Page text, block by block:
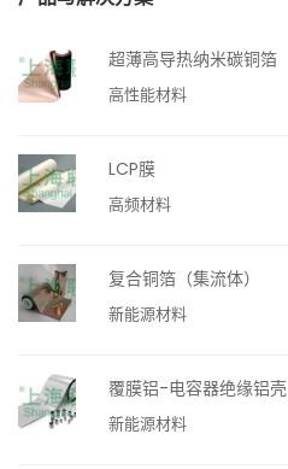
超薄高导热纳米碳铜箔
高性能材料
LCP膜
高频材料
复合铜箔（集流体）
新能源材料
覆膜铝-电容器绝缘铝壳
新能源材料